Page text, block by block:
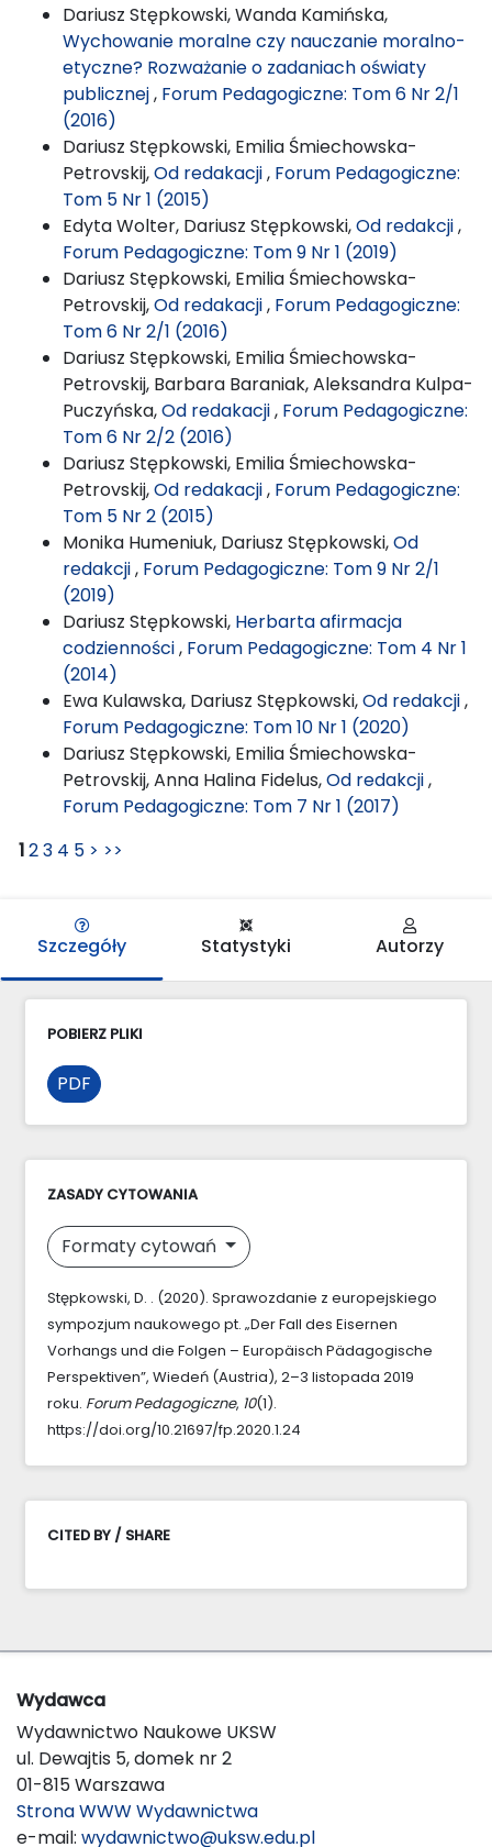
Dariusz Stępkowski, Wanda Kamińska,
Wychowanie moralne czy nauczanie moralno-
etyczne? Rozważanie o zadaniach oświaty
publicznej, Forum Pedagogiczne: Tom 6 Nr 2/1
(2016)
Dariusz Stępkowski, Emilia Śmiechowska-
Petrovskij,Od redakacji, Forum Pedagogiczne:
Tom 5 Nr 1 (2015)
Edyta Wolter, Dariusz Stępkowski,Od redakcji,
Forum Pedagogiczne: Tom 9 Nr 1 (2019)
Dariusz Stępkowski, Emilia Śmiechowska-
Petrovskij,Od redakacji, Forum Pedagogiczne:
Tom 6 Nr 2/1 (2016)
Dariusz Stępkowski, Emilia Śmiechowska-
Petrovskij, Barbara Baraniak, Aleksandra Kulpa-
Puczyńska,Od redakacji, Forum Pedagogiczne:
Tom 6 Nr 2/2 (2016)
Dariusz Stępkowski, Emilia Śmiechowska-
Petrovskij,Od redakacji, Forum Pedagogiczne:
Tom 5 Nr 2 (2015)
Monika Humeniuk, Dariusz Stępkowski,Od
redakcji, Forum Pedagogiczne: Tom 9 Nr 2/1
(2019)
Dariusz Stępkowski, Herbarta afirmacja
codzienności, Forum Pedagogiczne: Tom 4 Nr 1
(2014)
Ewa Kulawska, Dariusz Stępkowski,Od redakcji,
Forum Pedagogiczne: Tom 10 Nr 1 (2020)
Dariusz Stępkowski, Emilia Śmiechowska-
Petrovskij, Anna Halina Fidelus,Od redakcji,
Forum Pedagogiczne: Tom 7 Nr 1 (2017)
123 4 5 > >>
Szczegóły Statystyki Autorzy
POBIERZ PLIKI
PDF
ZASADY CYTOWANIA
Formaty cytowań
Stępkowski, D. . (2020). Sprawozdanie z europejskiego
sympozjum naukowego pt. „Der Fall des Eisernen
Vorhangs und die Folgen – Europäisch Pädagogische
Perspektiven”, Wiedeń (Austria), 2–3 listopada 2019
roku. Forum Pedagogiczne, 10(1).
https://doi.org/10.21697/fp.2020.1.24
CITED BY / SHARE
Wydawca
Wydawnictwo Naukowe UKSW
ul. Dewajtis 5, domek nr 2
01-815 Warszawa
Strona WWW Wydawnictwa
e-mail: wydawnictwo@uksw.edu.pl